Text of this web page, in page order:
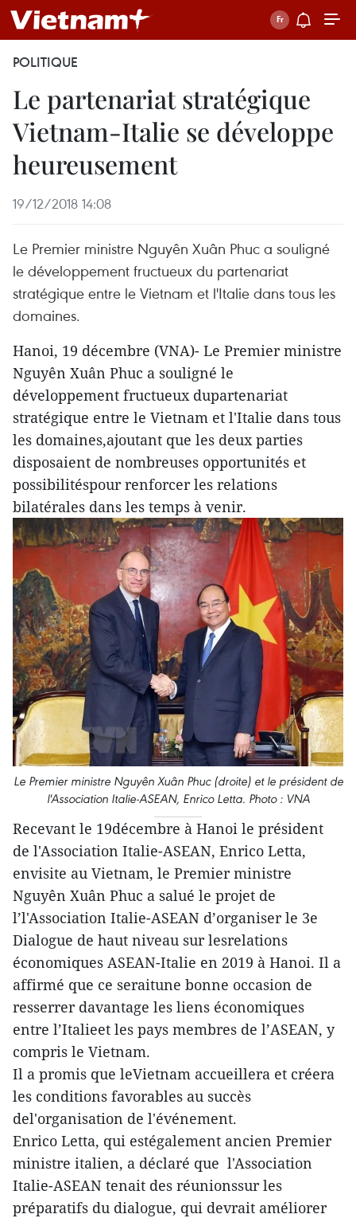
POLITIQUE
Le partenariat stratégique
Vietnam-Italie se développe
heureusement
19/12/2018 14:08
Le Premier ministre Nguyên Xuân Phuc a souligné
le développement fructueux du partenariat
stratégique entre le Vietnam et l'Italie dans tous les
domaines.
Hanoi, 19 décembre (VNA)- Le Premier ministre
Nguyên Xuân Phuc a souligné le
développement fructueux dupartenariat
stratégique entre le Vietnam et l'Italie dans tous
les domaines,ajoutant que les deux parties
disposaient de nombreuses opportunités et
possibilitéspour renforcer les relations
bilatérales dans les temps à venir.
Le Premier ministre Nguyên Xuân Phuc (droite) et le président de
l'Association Italie-ASEAN, Enrico Letta. Photo : VNA
Recevant le 19décembre à Hanoi le président
de l'Association Italie-ASEAN, Enrico Letta,
envisite au Vietnam, le Premier ministre
Nguyên Xuân Phuc a salué le projet de
l’l'Association Italie-ASEAN d’organiser le 3e
Dialogue de haut niveau sur lesrelations
économiques ASEAN-Italie en 2019 à Hanoi. Il a
affirmé que ce seraitune bonne occasion de
resserrer davantage les liens économiques
entre l’Italieet les pays membres de l’ASEAN, y
compris le Vietnam.
Il a promis que leVietnam accueillera et créera
les conditions favorables au succès
del'organisation de l'événement.
Enrico Letta, qui estégalement ancien Premier
ministre italien, a déclaré que l'Association
Italie-ASEAN tenait des réunionssur les
préparatifs du dialogue, qui devrait améliorer